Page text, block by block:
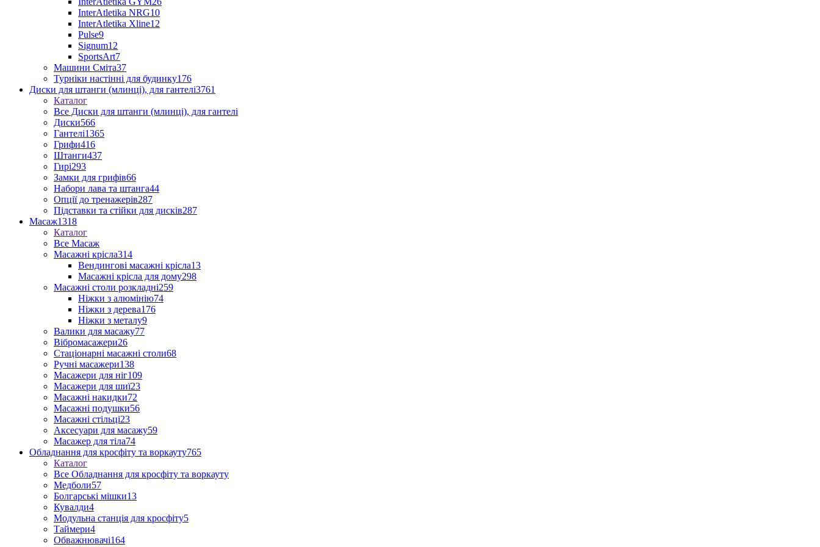
InterAtletika NRG10
InterAtletika Xline12
Pulse9
Signum12
SportsArt7
Машини Сміта37
Турніки настінні для будинку176
Диски для штанги (млинці), для гантелі3761
Каталог
Все Диски для штанги (млинці), для гантелі
Диски566
Гантелі1365
Грифи416
Штанги437
Гирі293
Замки для грифів66
Набори лава та штанга44
Опції до тренажерів287
Підставки та стійки для дисків287
Масаж1318
Каталог
Все Масаж
Масажні крісла314
Вендингові масажні крісла13
Масажні крісла для дому298
Масажні столи розкладні259
Ніжки з алюмінію74
Ніжки з дерева176
Ніжки з металу9
Валики для масажу77
Вібромасажери26
Стаціонарні масажні столи68
Ручні масажери138
Масажери для ніг109
Масажери для шиї23
Масажні накидки72
Масажні подушки56
Масажні стільці23
Аксесуари для масажу59
Масажер для тіла74
Обладнання для кросфіту та воркауту765
Каталог
Все Обладнання для кросфіту та воркауту
Медболи57
Болгарські мішки13
Кувалди4
Модульна станція для кросфіту5
Таймери4
Обважнювачі164